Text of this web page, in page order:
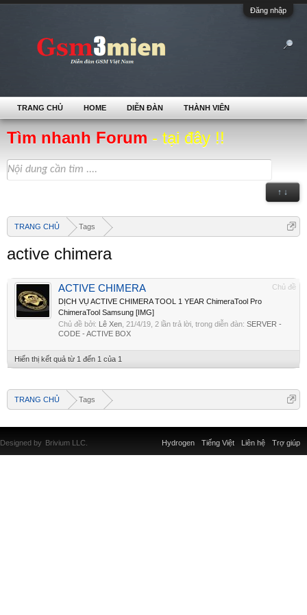
Đăng nhập
Tìm nhanh Forum - tại đây !!
↑ ↓
TRANG CHỦ Tags
active chimera
Chủ đề
ACTIVE CHIMERA
DỊCH VỤ ACTIVE CHIMERA TOOL 1 YEAR ChimeraTool Pro
ChimeraTool Samsung [IMG]
Chủ đề bởi: Lê Xen 21/4/19 , 2 lần trả lời, trong diễn đàn: SERVER -
CODE - ACTIVE BOX
Hiển thị kết quả từ 1 đến 1 của 1
TRANG CHỦ Tags
TRANG CHỦ HOME DIỄN ĐÀN THÀNH VIÊN
Liên hệ Trợ giúp
Hydrogen Tiếng Việt
Designed by Brivium LLC.